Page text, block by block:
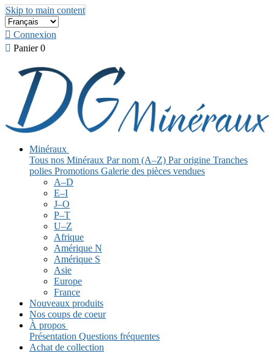
Skip to main content
 Connexion
 Panier 0
Minéraux
Tous nos Minéraux Par nom (A–Z) Par origine Tranches
polies Promotions Galerie des pièces vendues
A–D
E–I
J–O
P–T
U–Z
Afrique
Amérique N
Amérique S
Asie
Europe
France
Nouveaux produits
Nos coups de coeur
À propos
Présentation Questions fréquentes
Achat de collection